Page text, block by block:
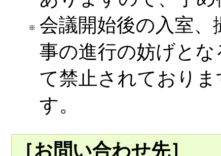
会議開始後の入室
事の進行の妨げと
て禁止されており
す。
［お問い合わせ先］